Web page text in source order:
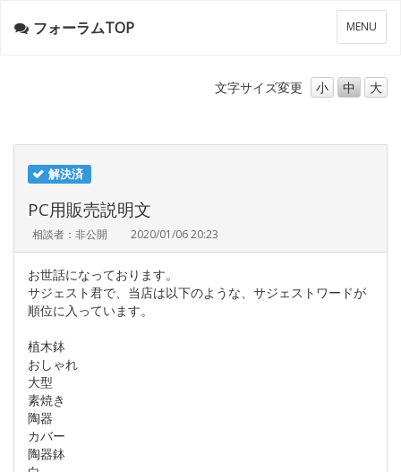
メ
ニ
ー
MENU
フォーラムTOP
文字サイズ変更 小 中 大
解決済
PC用販売説明文
相談者：非公開 2020/01/06 20:23
お世話になっております。
サジェスト君で、当店は以下のような、サジェストワードが
順位に入っています。
植木鉢
おしゃれ
大型
素焼き
陶器
カバー
陶器鉢